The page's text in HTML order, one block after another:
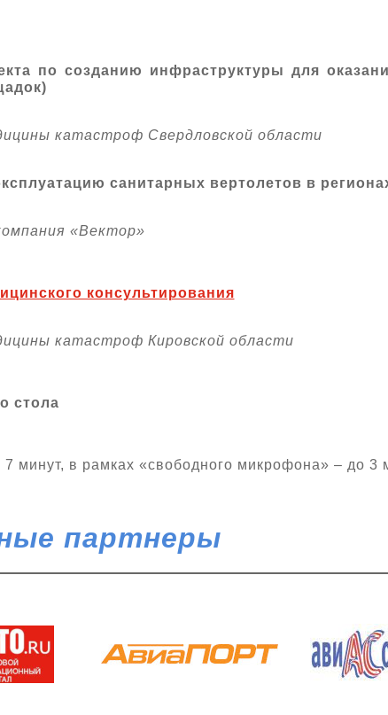
по созданию инфраструктуры для
катастроф Свердловской области
санитарных вертолетов в
«Вектор»
консультирования
катастроф Кировской области
стола
минут, в рамках «свободного микрофона» – до 3
партнеры